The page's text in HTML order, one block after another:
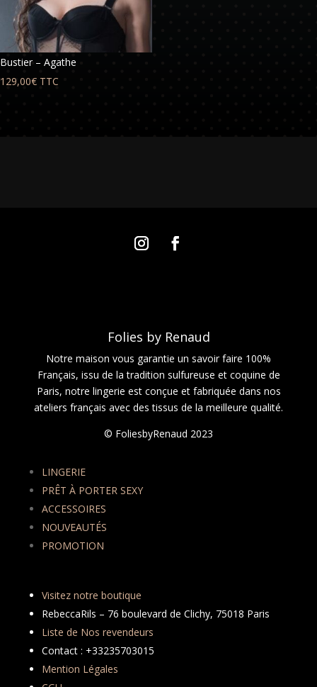
Bustier – Agathe
129,00€ TTC
Folies by Renaud
Notre maison vous garantie un savoir faire 100%
Français, issu de la tradition sulfureuse et coquine de
Paris, notre lingerie est conçue et fabriquée dans nos
ateliers français avec des tissus de la meilleure qualité.
© FoliesbyRenaud 2023
LINGERIE
PRÊT À PORTER SEXY
ACCESSOIRES
NOUVEAUTÉS
PROMOTION
Visitez notre boutique
RebeccaRils – 76 boulevard de Clichy, 75018 Paris
Liste de Nos revendeurs
Contact : +33235703015
Mention Légales